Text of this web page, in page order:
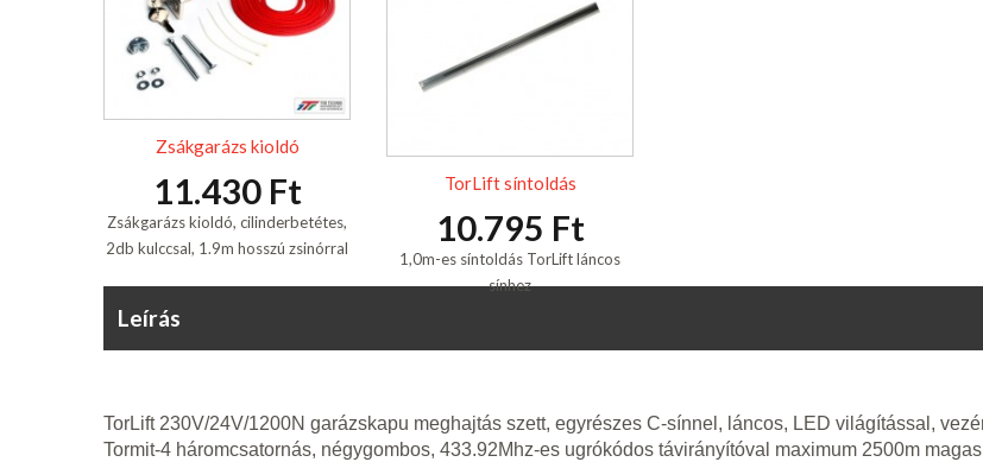
Zsákgarázs kioldó
11.430 Ft
Zsákgarázs kioldó, cilinderbetétes,
2db kulccsal, 1.9m hosszú zsinórral
TorLift síntoldás
10.795 Ft
1,0m-es síntoldás TorLift láncos
sínhez
Leírás
TorLift 230V/24V/1200N garázskapu meghajtás szett, egyrészes C-sínnel, láncos, LED világítással,
Tormit-4 háromcsatornás, négygombos, 433.92Mhz-es ugrókódos távirányítóval maximum 2500m